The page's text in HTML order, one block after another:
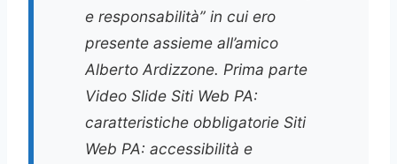
e responsabilità” in cui ero
presente assieme all’amico
Alberto Ardizzone. Prima parte
Video Slide Siti Web PA:
caratteristiche obbligatorie Siti
Web PA: accessibilità e